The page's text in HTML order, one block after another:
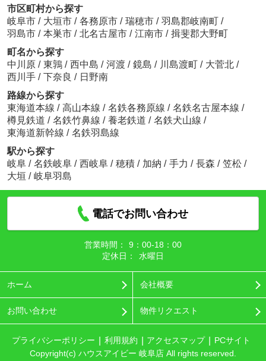
市区町村から探す
岐阜市 / 大垣市 / 各務原市 / 瑞穂市 / 羽島郡岐南町
/
羽島市 / 本巣市 / 北名古屋市 / 江南市 / 揖斐郡大野町
町名から探す
中川原 / 東鶉 / 西中島 / 河渡 / 鏡島 / 川島渡町 / 大菅北 /
西川手 / 下奈良 / 日野南
路線から探す
東海道本線 / 高山本線 / 名鉄各務原線 / 名鉄名古屋本線 /
樽見鉄道 / 名鉄竹鼻線 / 養老鉄道 / 名鉄犬山線 /
東海道新幹線 / 名鉄羽島線
駅から探す
岐阜 / 名鉄岐阜 / 西岐阜 / 穂積 / 加納 / 手力 / 長森 / 笠松 /
大垣 / 岐阜羽島
電話でお問い合わせ
営業時間：
9：00‐18：00
定休日：
水曜日
ホーム 会社概要
お問い合わせ 物件リクエスト
プライバシーポリシー 利用規約 アクセスマップ
PCサイト
Copyright(c) ハウスアイビー 岐阜店 All rights reserved.